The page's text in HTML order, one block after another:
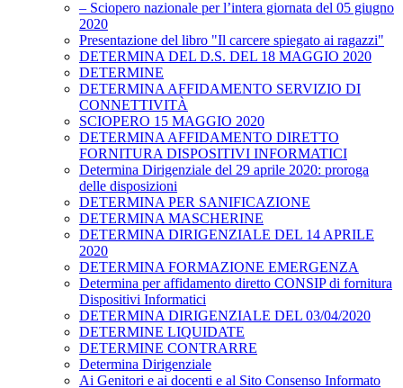
– Sciopero nazionale per l’intera giornata del 05 giugno
2020
Presentazione del libro "Il carcere spiegato ai ragazzi"
DETERMINA DEL D.S. DEL 18 MAGGIO 2020
DETERMINE
DETERMINA AFFIDAMENTO SERVIZIO DI
CONNETTIVITÀ
SCIOPERO 15 MAGGIO 2020
DETERMINA AFFIDAMENTO DIRETTO
FORNITURA DISPOSITIVI INFORMATICI
Determina Dirigenziale del 29 aprile 2020: proroga
delle disposizioni
DETERMINA PER SANIFICAZIONE
DETERMINA MASCHERINE
DETERMINA DIRIGENZIALE DEL 14 APRILE
2020
DETERMINA FORMAZIONE EMERGENZA
Determina per affidamento diretto CONSIP di fornitura
Dispositivi Informatici
DETERMINA DIRIGENZIALE DEL 03/04/2020
DETERMINE LIQUIDATE
DETERMINE CONTRARRE
Determina Dirigenziale
Ai Genitori e ai docenti e al Sito Consenso Informato